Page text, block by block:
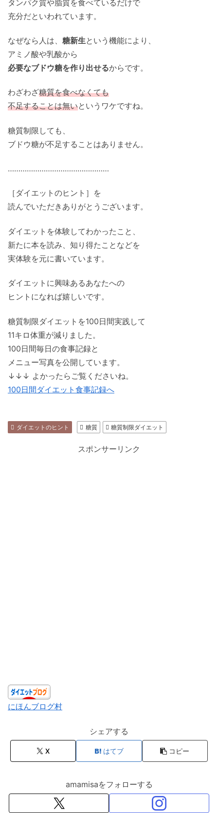
タンパク質や脂質を食べているだけで
充分だといわれています。
なぜなら人は、 糖新生という機能により、
アミノ酸や乳酸から
必要なブドウ糖を作り出せるからです。
わざわざ糖質を食べなくても
不足することは無いというワケですね。
糖質制限しても、
ブドウ糖が不足することはありません。
…………………………………………
［ダイエットのヒント］を
読んでいただきありがとうございます。
ダイエットを体験してわかったこと、
新たに本を読み、知り得たことなどを
実体験を元に書いています。
ダイエットに興味あるあなたへの
ヒントになれば嬉しいです。
糖質制限ダイエットを100日間実践して
11キロ体重が減りました。
100日間毎日の食事記録と
メニュー写真を公開しています。
↓↓↓ よかったらご覧くださいね。
100日間ダイエット食事記録へ
ダイエットのヒント 糖質 糖質制限ダイエット
スポンサーリンク
にほんブログ村
シェアする
X はてブ コピー
amamisaをフォローする